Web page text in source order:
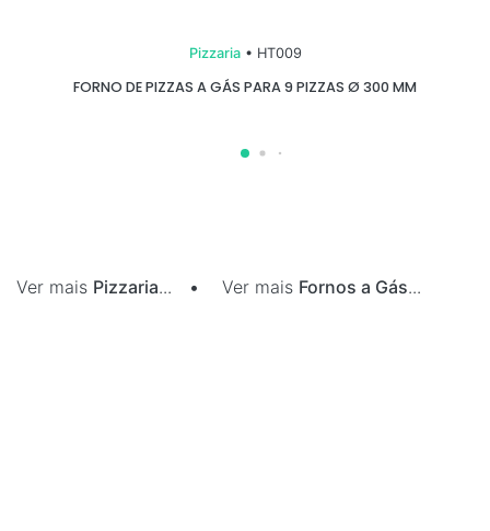
Pizzaria• HT009
FORNO DE PIZZAS A GÁS PARA 9 PIZZAS Ø 300 MM
Ver mais Pizzaria... • Ver mais Fornos a Gás...